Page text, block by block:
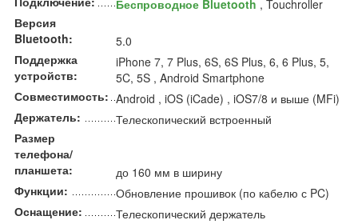
Беспроводное Bluetooth , Touchroller
Версия
Bluetooth:
5.0
Поддержка
устройств:
iPhone 7, 7 Plus, 6S, 6S Plus, 6, 6 Plus, 5,
5C, 5S , Android Smartphone
Совместимость: Android , iOS (iCade) , iOS7/8 и выше (MFi)
Держатель:
Телескопический встроенный
Размер
телефона/
планшета:
до 160 мм в ширину
Функции:
Обновление прошивок (по кабелю с PC)
Оснащение:
Телескопический держатель